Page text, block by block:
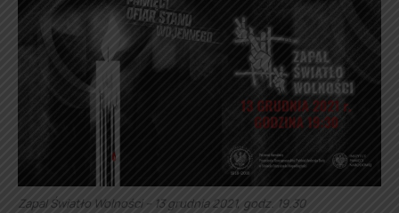
Zapal Światło Wolności – 13 grudnia 2021, godz. 19.30